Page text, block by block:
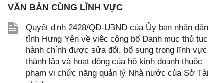
VĂN BẢN CÙNG LĨNH VỰC
Quyết định 2428/QĐ-UBND của Ủy ban nhân dân
tỉnh Hưng Yên về việc công bố Danh mục thủ tục
hành chính được sửa đổi, bổ sung trong lĩnh vực
thành lập và hoạt động của hộ kinh doanh thuộc
phạm vi chức năng quản lý Nhà nước của Sở Tài